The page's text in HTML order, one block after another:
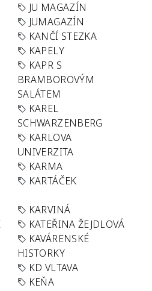
JU MAGAZÍN
JUMAGAZÍN
KANČÍ STEZKA
KAPELY
KAPR S
BRAMBOROVÝM
SALÁTEM
KAREL
SCHWARZENBERG
KARLOVA
UNIVERZITA
KARMA
KARTÁČEK
KARVINÁ
KATEŘINA ŽEJDLOVÁ
KAVÁRENSKÉ
HISTORKY
KD VLTAVA
KEŇA